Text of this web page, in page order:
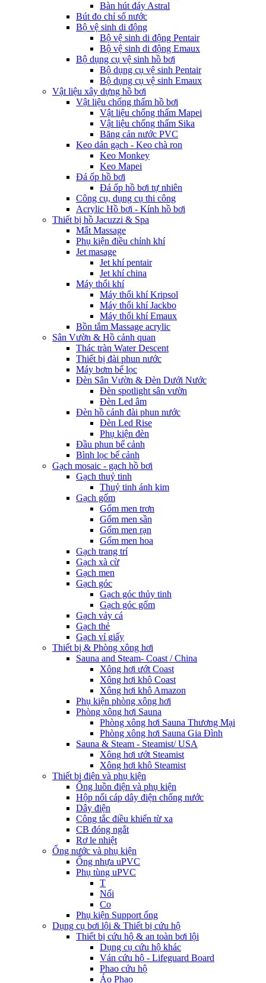
Bàn hút đáy Astral
Bút đo chỉ số nước
Bộ vệ sinh di động
Bộ vệ sinh di động Pentair
Bộ vệ sinh di động Emaux
Bộ dụng cụ vệ sinh hồ bơi
Bộ dụng cụ vệ sinh Pentair
Bộ dụng cụ vệ sinh Emaux
Vật liệu xây dựng hồ bơi
Vật liệu chống thấm hồ bơi
Vật liệu chống thấm Mapei
Vật liệu chống thấm Sika
Băng cản nước PVC
Keo dán gạch - Keo chà ron
Keo Monkey
Keo Mapei
Đá ốp hồ bơi
Đá ốp hồ bơi tự nhiên
Công cụ, dụng cụ thi công
Acrylic Hồ bơi - Kính hồ bơi
Thiết bị hồ Jacuzzi & Spa
Mắt Massage
Phụ kiện điều chỉnh khí
Jet masage
Jet khí pentair
Jet khí china
Máy thổi khí
Máy thổi khí Kripsol
Máy thổi khí Jackbo
Máy thổi khí Emaux
Bồn tắm Massage acrylic
Sân Vườn & Hồ cảnh quan
Thác tràn Water Descent
Thiết bị đài phun nước
Máy bơm bể lọc
Đèn Sân Vườn & Đèn Dưới Nước
Đèn spotlight sân vườn
Đèn Led âm
Đèn hồ cảnh đài phun nước
Đèn Led Rise
Phụ kiện đèn
Đầu phun bể cảnh
Bình lọc bể cảnh
Gạch mosaic - gạch hồ bơi
Gạch thuỷ tinh
Thuỷ tinh ánh kim
Gạch gốm
Gốm men trơn
Gốm men sần
Gốm men rạn
Gốm men hoa
Gạch trang trí
Gạch xà cừ
Gạch men
Gạch góc
Gạch góc thủy tinh
Gạch góc gốm
Gạch vảy cá
Gạch thẻ
Gạch vỉ giấy
Thiết bị & Phòng xông hơi
Sauna and Steam- Coast / China
Xông hơi ướt Coast
Xông hơi khô Coast
Xông hơi khô Amazon
Phụ kiện phòng xông hơi
Phòng xông hơi Sauna
Phòng xông hơi Sauna Thương Mại
Phòng xông hơi Sauna Gia Đình
Sauna & Steam - Steamist/ USA
Xông hơi ướt Steamist
Xông hơi khô Steamist
Thiết bị điện và phụ kiện
Ống luồn điện và phụ kiện
Hộp nối cáp dây điện chống nước
Dây điện
Công tắc điều khiển từ xa
CB đóng ngắt
Rơ le nhiệt
Ống nước và phụ kiện
Ống nhựa uPVC
Phụ tùng uPVC
T
Nối
Co
Phụ kiện Support ống
Dụng cụ bơi lội & Thiết bị cứu hộ
Thiết bị cứu hộ & an toàn bơi lội
Dụng cụ cứu hộ khác
Ván cứu hộ - Lifeguard Board
Phao cứu hộ
Áo Phao